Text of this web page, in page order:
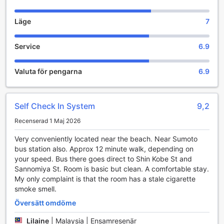
På City Kaigetsu i Kobe, Japan, är bekvämlighet och
tillgång till moderna faciliteter en självklarhet för att göra
din vistelse så angenäm som möjligt. Hotellet erbjuder
kontakten med nära och kära eller att arbeta ostört under
din tid här. Oavsett om du reser för nöjes skull eller affärer,
kan du njuta av snabb och pålitlig internetanslutning direkt
För dem som vill ha tillgång till internet även utanför
rummet, erbjuder hotellet Wi-Fi i de gemensamma
utrymmena. Det är perfekt för att planera dina dagliga
äventyr i Kobe eller bara koppla av med en film online.
Dessutom finns det en bekväm automat på hotellet, där du
kan köpa snacks och drycker dygnet runt. Dessa faciliteter
gör City Kaigetsu till en idealisk plats för både korta och
längre vistelser, där varje gäst kan känna sig som hemma.
City Kaigetsu erbjuder utmärkta transportmöjligheter som
Läge 7
Service 6.9
Valuta för pengarna 6.9
Self Check In System 9,2
Recenserad 1 Maj 2026
Very conveniently located near the beach. Near Sumoto
bus station also. Approx 12 minute walk, depending on
your speed. Bus there goes direct to Shin Kobe St and
Sannomiya St. Room is basic but clean. A comfortable stay.
My only complaint is that the room has a stale cigarette
smoke smell.
Översätt omdöme
Lilaine Malaysia | Ensamresenär